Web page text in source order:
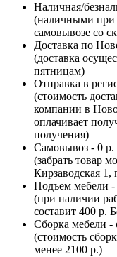
Наличная/
(наличными при
самовывозе со
Доставка по
(доставка
пятницам)
Отправка в
(стоимость
компании в
оплачивает
получения)
Самовывоз - 0 р.
(забрать товар
Кирзаводская 1,
Подъем мебели -
(при наличии
составит 400 р.
Сборка мебели -
(стоимость
менее 2100 р.)